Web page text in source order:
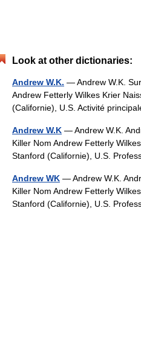
Look at other dictionaries:
Andrew W.K. — Andrew W.K.
Andrew Fetterly Wilkes Krier
(Californie), U.S. Activité
Andrew W.K — Andrew W.K.
Killer Nom Andrew Fetterly
Stanford (Californie), U.S.
Andrew WK — Andrew W.K.
Killer Nom Andrew Fetterly
Stanford (Californie), U.S.